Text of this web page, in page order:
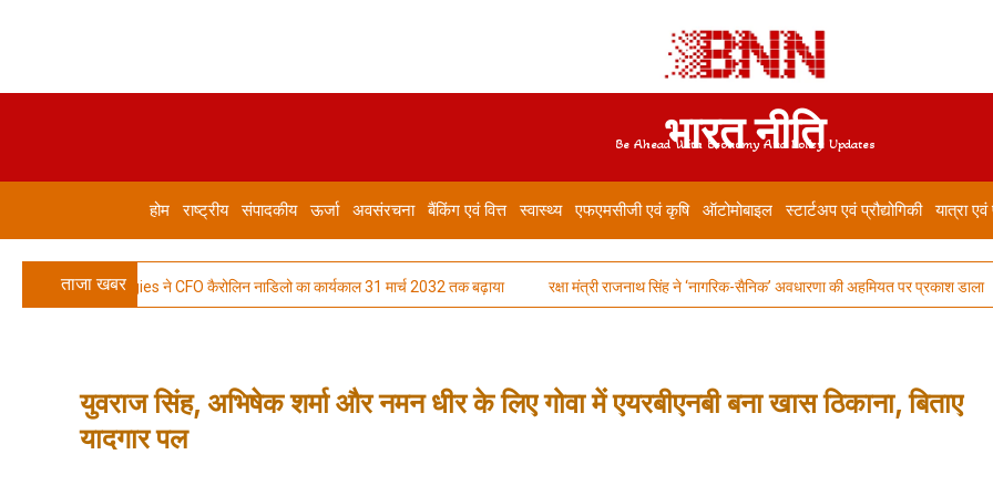
भारत नीति
Be Ahead With Economy And Policy Updates
होम राष्ट्रीय संपादकीय ऊर्जा अवसंरचना बैंकिंग एवं वित्त स्वास्थ्य एफएमसीजी एवं कृषि ऑटोमोबाइल स्टार्टअप एवं प्रौद्योगिकी यात्रा एवं
ताजा खबर
ने CFO कैरोलिन नाडिलो का कार्यकाल 31 मार्च 2032 तक बढ़ाया रक्षा मंत्री राजनाथ सिंह ने ‘नागरिक-सैनिक’ अवधारणा की अहमियत पर प्रकाश डाला भारतीय
युवराज सिंह, अभिषेक शर्मा और नमन धीर के लिए गोवा में एयरबीएनबी बना खास ठिकाना, बिताए
यादगार पल